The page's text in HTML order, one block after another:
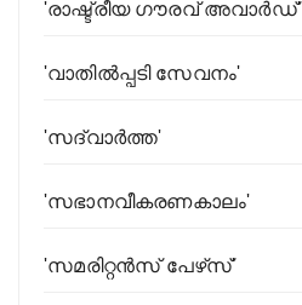
'രാഷ്ട്രീയ ഗൗരവ് അവാര്‍ഡ്'
'വാതിൽപ്പടി സേവനം'
'സദ്‌വാര്‍ത്ത'
'സഭാനവീകരണകാലം'
'സമരിറ്റൻസ് പേഴ്‌സ്'